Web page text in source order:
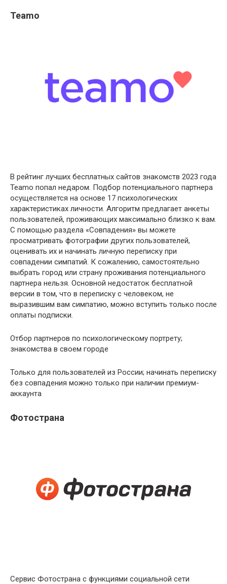
Teamo
В рейтинг лучших бесплатных сайтов знакомств 2023 года
Teamo попал недаром. Подбор потенциального партнера
осуществляется на основе 17 психологических
характеристиках личности. Алгоритм предлагает анкеты
пользователей, проживающих максимально близко к вам.
С помощью раздела «Совпадения» вы можете
просматривать фотографии других пользователей,
оценивать их и начинать личную переписку при
совпадении симпатий. К сожалению, самостоятельно
выбрать город или страну проживания потенциального
партнера нельзя. Основной недостаток бесплатной
версии в том, что в переписку с человеком, не
выразившим вам симпатию, можно вступить только после
оплаты подписки.
Отбор партнеров по психологическому портрету;
знакомства в своем городе
Только для пользователей из России; начинать переписку
без совпадения можно только при наличии премиум-
аккаунта
Фотострана
Сервис Фотострана с функциями социальной сети